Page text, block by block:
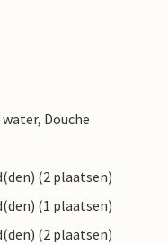
Douche
(2 plaatsen)
(1 plaatsen)
(2 plaatsen)